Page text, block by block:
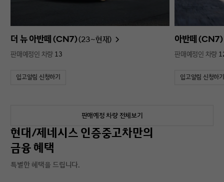
더 뉴 아반떼 (CN7)(23~현재)
판매예정인 차량 13
입고알림 신청하기
아반떼 (CN7)
판매예정인 차량
입고알림 신청하기
판매예정 차량 전체보기
현대/제네시스 인증중고차만의
금융 혜택
특별한 혜택을 드립니다.